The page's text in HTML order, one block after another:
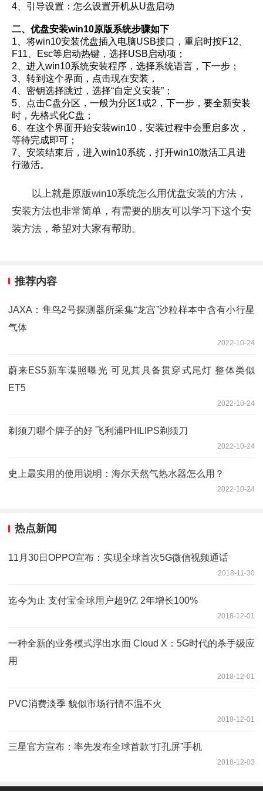
4、引导设置：怎么设置开机从U盘启动
二、优盘安装win10原版系统步骤如下
1、将win10安装优盘插入电脑USB接口，重启时按F12、
F11、Esc等启动热键，选择USB启动项；
2、进入win10系统安装程序，选择系统语言，下一步；
3、转到这个界面，点击现在安装，
4、密钥选择跳过，选择“自定义安装”；
5、点击C盘分区，一般为分区1或2，下一步，要全新安装
时，先格式化C盘；
6、在这个界面开始安装win10，安装过程中会重启多次，
等待完成即可；
7、安装结束后，进入win10系统，打开win10激活工具进
行激活。
以上就是原版win10系统怎么用优盘安装的方法，
安装方法也非常简单，有需要的朋友可以学习下这个安
装方法，希望对大家有帮助。
推荐内容
JAXA：隼鸟2号探测器所采集“龙宫”沙粒样本中含有小行星
气体
2022-10-24
蔚来ES5新车谍照曝光 可见其具备贯穿式尾灯 整体类似
ET5
2022-10-24
剃须刀哪个牌子的好 飞利浦PHILIPS剃须刀
2022-10-24
史上最实用的使用说明：海尔天然气热水器怎么用？
2022-10-24
热点新闻
11月30日OPPO宣布：实现全球首次5G微信视频通话
2018-11-30
迄今为止 支付宝全球用户超9亿 2年增长100%
2018-12-01
一种全新的业务模式浮出水面 Cloud X：5G时代的杀手级应
用
2018-12-01
PVC消费淡季 貌似市场行情不温不火
2018-12-01
三星官方宣布：率先发布全球首款“打孔屏”手机
2018-12-03